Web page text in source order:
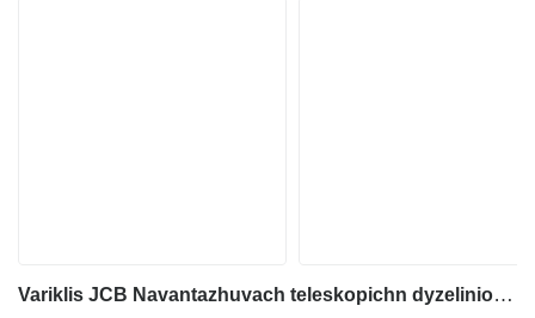
Variklis JCB Navantazhuvach teleskopichn dyzelinio krautuvo JCB 531-70AGRI